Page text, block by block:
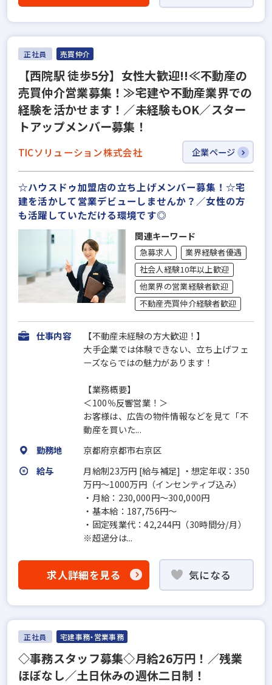
正社員 売買仲介
【西院駅 徒歩5分】女性大歓迎!!≪不動産の
売買仲介営業募集！≫宅建や不動産業界での
経験を活かせます！／未経験もOK／スター
トアップメンバー募集！
TICソリューション株式会社 企業ページ
☆ハウスドゥ加盟店の立ち上げメンバー募集！☆宅
建を活かして営業デビューしませんか？／女性の方
も活躍していただける環境です◎
関連キーワード
急募求人
業界経験者優遇
社会人経験10年以上歓迎
他業界の営業経験者歓迎
不動産売買仲介経験者歓迎
仕事内容
【不動産未経験の方大歓迎！】
大手企業では体験できない、立ち上げフェ
ーズならではの魅力があります！
【業務概要】
＜100％反響営業！＞
お客様は、広告の物件情報などを見て「不
動産を買いた...
勤務地
京都府京都市右京区
給与
月給制23万円 [給与補足] ・想定年収：350
万円～1000万円（インセンティブ込み）
・月給：230,000円～300,000円
・基本給：187,756円～
・固定残業代：42,244円（30時間分/月）
※超過分は...
求人詳細を見る 気になる
正社員 宅建事務・営業事務
◇事務スタッフ募集◇月給26万円！／残業
ほぼなし／土日休みの週休二日制！